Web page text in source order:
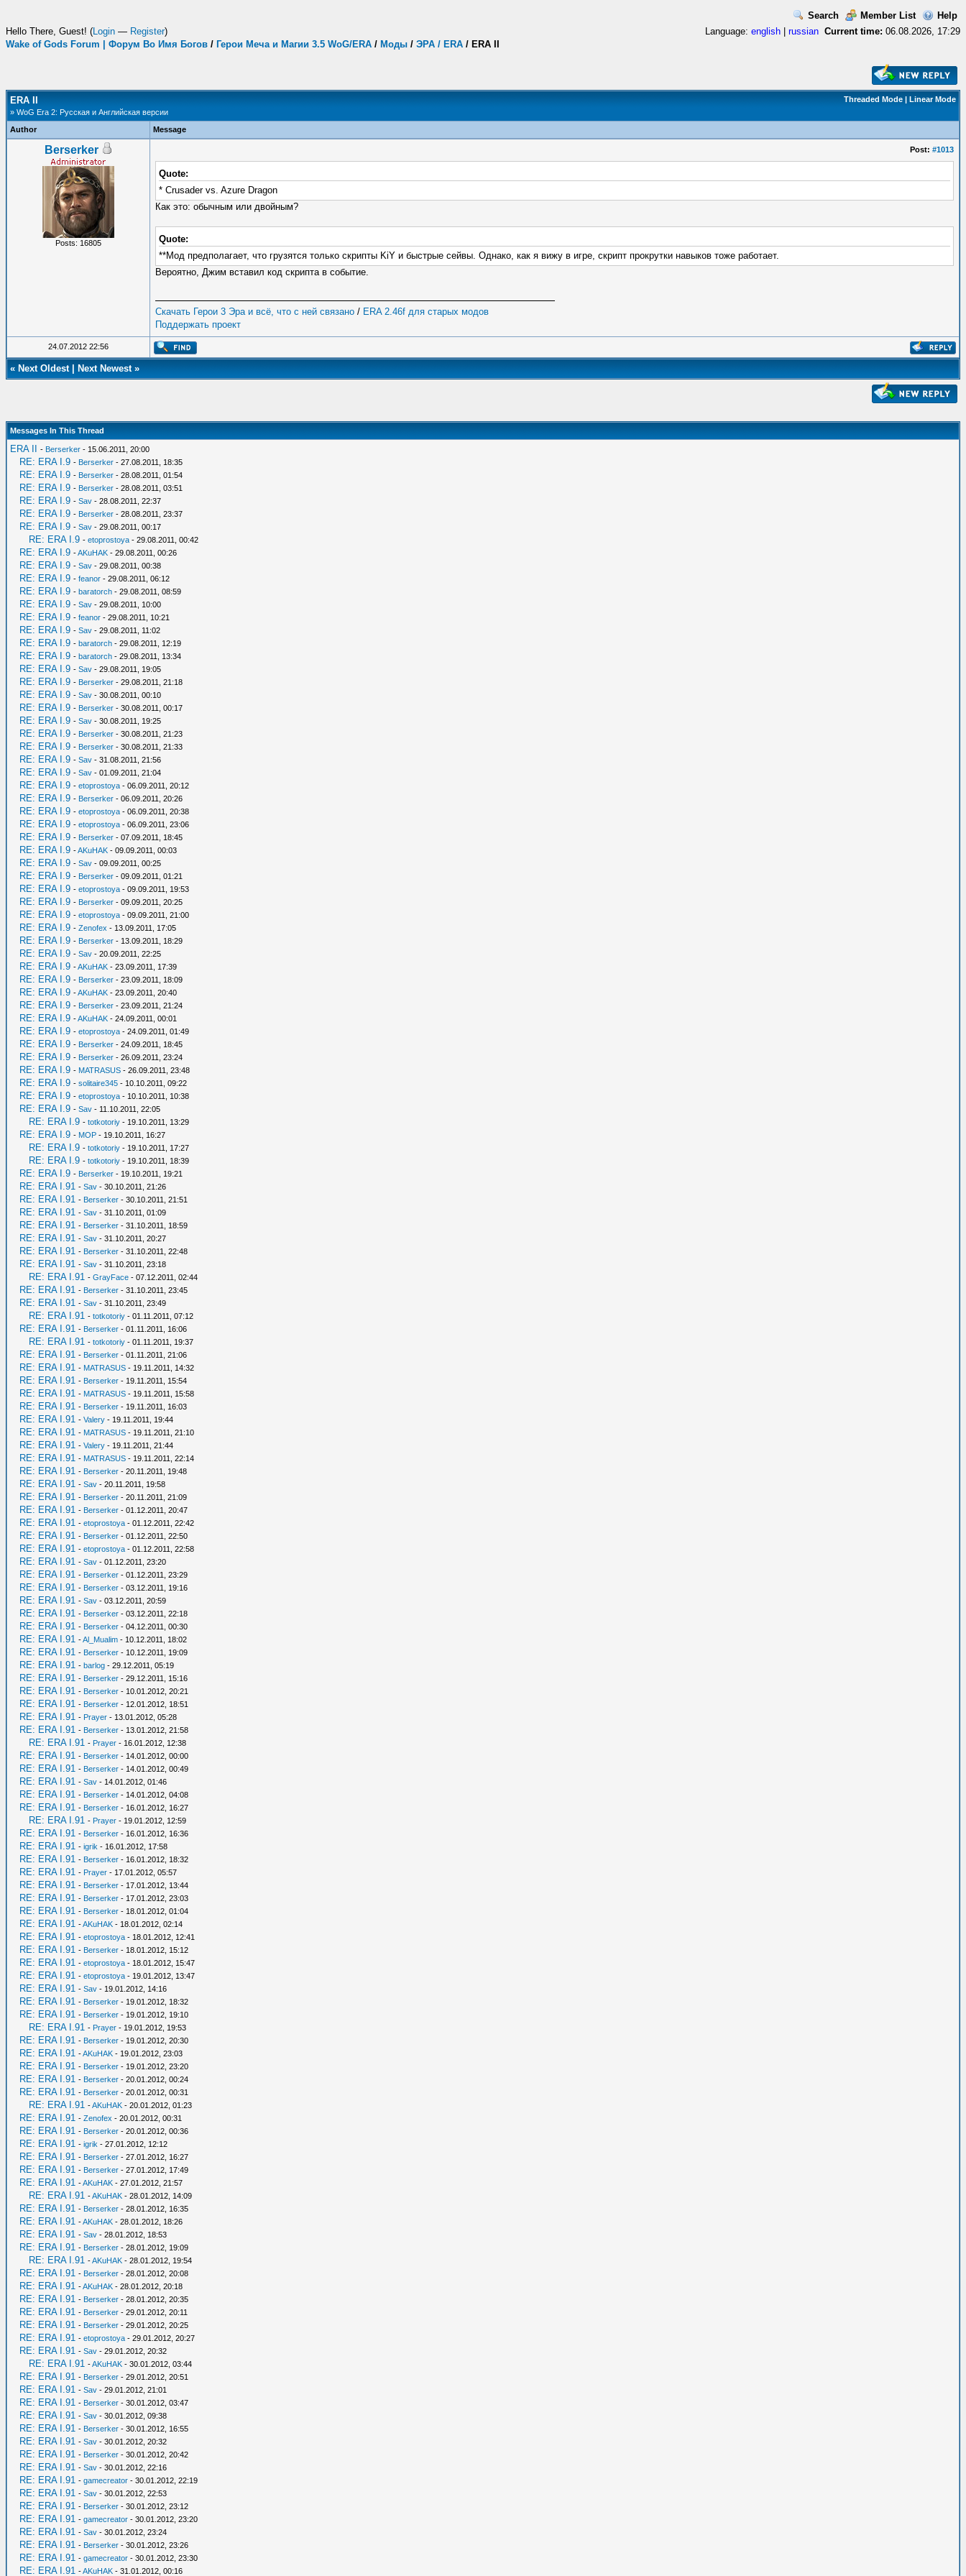
Search Member List
Help
Current time: 06.08.2026, 17:29
Hello There, Guest! (Login — Register) Language: english
russian
Wake of Gods Forum | Форум Во Имя Богов / Герои Меча и Магии 3.5 WoG/ERA / Моды / ЭРА / ERA / ERA II
Threaded Mode | Linear Mode
ERA II
» WoG Era 2: Русская и Английская версии
Author
Message
Berserker
Posts: 16805
Post: #1013
Quote:
* Crusader vs. Azure Dragon
Как это: обычным или двойным?
Quote:
**Мод предполагает, что грузятся только скрипты KiY и быстрые сейвы. Однако, как я вижу в игре, скрипт прокрутки навыков тоже работает.
Вероятно, Джим вставил код скрипта в событие.
Скачать Герои 3 Эра и всё, что с ней связано / ERA 2.46f для старых модов
Поддержать проект
24.07.2012 22:56
« Next Oldest| Next Newest»
Messages In This Thread
ERA II - Berserker - 15.06.2011, 20:00
RE: ERA I.9 - Berserker - 27.08.2011, 18:35
RE: ERA I.9 - Berserker - 28.08.2011, 01:54
RE: ERA I.9 - Berserker - 28.08.2011, 03:51
RE: ERA I.9 - Sav - 28.08.2011, 22:37
RE: ERA I.9 - Berserker - 28.08.2011, 23:37
RE: ERA I.9 - Sav - 29.08.2011, 00:17
RE: ERA I.9 - etoprostoya - 29.08.2011, 00:42
RE: ERA I.9 -AKuHAK - 29.08.2011, 00:26
RE: ERA I.9 - Sav - 29.08.2011, 00:38
RE: ERA I.9 - feanor - 29.08.2011, 06:12
RE: ERA I.9 - baratorch - 29.08.2011, 08:59
RE: ERA I.9 - Sav - 29.08.2011, 10:00
RE: ERA I.9 - feanor - 29.08.2011, 10:21
RE: ERA I.9 - Sav - 29.08.2011, 11:02
RE: ERA I.9 - baratorch - 29.08.2011, 12:19
RE: ERA I.9 - baratorch - 29.08.2011, 13:34
RE: ERA I.9 - Sav - 29.08.2011, 19:05
RE: ERA I.9 - Berserker - 29.08.2011, 21:18
RE: ERA I.9 - Sav - 30.08.2011, 00:10
RE: ERA I.9 - Berserker - 30.08.2011, 00:17
RE: ERA I.9 - Sav - 30.08.2011, 19:25
RE: ERA I.9 - Berserker - 30.08.2011, 21:23
RE: ERA I.9 - Berserker - 30.08.2011, 21:33
RE: ERA I.9 - Sav - 31.08.2011, 21:56
RE: ERA I.9 - Sav - 01.09.2011, 21:04
RE: ERA I.9 - etoprostoya - 06.09.2011, 20:12
RE: ERA I.9 - Berserker - 06.09.2011, 20:26
RE: ERA I.9 - etoprostoya - 06.09.2011, 20:38
RE: ERA I.9 - etoprostoya - 06.09.2011, 23:06
RE: ERA I.9 - Berserker - 07.09.2011, 18:45
RE: ERA I.9 -AKuHAK - 09.09.2011, 00:03
RE: ERA I.9 - Sav - 09.09.2011, 00:25
RE: ERA I.9 - Berserker - 09.09.2011, 01:21
RE: ERA I.9 - etoprostoya - 09.09.2011, 19:53
RE: ERA I.9 - Berserker - 09.09.2011, 20:25
RE: ERA I.9 - etoprostoya - 09.09.2011, 21:00
RE: ERA I.9 - Zenofex - 13.09.2011, 17:05
RE: ERA I.9 - Berserker - 13.09.2011, 18:29
RE: ERA I.9 - Sav - 20.09.2011, 22:25
RE: ERA I.9 -AKuHAK - 23.09.2011, 17:39
RE: ERA I.9 - Berserker - 23.09.2011, 18:09
RE: ERA I.9 -AKuHAK - 23.09.2011, 20:40
RE: ERA I.9 - Berserker - 23.09.2011, 21:24
RE: ERA I.9 -AKuHAK - 24.09.2011, 00:01
RE: ERA I.9 - etoprostoya - 24.09.2011, 01:49
RE: ERA I.9 - Berserker - 24.09.2011, 18:45
RE: ERA I.9 - Berserker - 26.09.2011, 23:24
RE: ERA I.9 - MATRASUS - 26.09.2011, 23:48
RE: ERA I.9 - solitaire345 - 10.10.2011, 09:22
RE: ERA I.9 - etoprostoya - 10.10.2011, 10:38
RE: ERA I.9 - Sav - 11.10.2011, 22:05
RE: ERA I.9 - totkotoriy - 19.10.2011, 13:29
RE: ERA I.9 - MOP - 19.10.2011, 16:27
RE: ERA I.9 - totkotoriy - 19.10.2011, 17:27
RE: ERA I.9 - totkotoriy - 19.10.2011, 18:39
RE: ERA I.9 - Berserker - 19.10.2011, 19:21
RE: ERA I.91 - Sav - 30.10.2011, 21:26
RE: ERA I.91 - Berserker - 30.10.2011, 21:51
RE: ERA I.91 - Sav - 31.10.2011, 01:09
RE: ERA I.91 - Berserker - 31.10.2011, 18:59
RE: ERA I.91 - Sav - 31.10.2011, 20:27
RE: ERA I.91 - Berserker - 31.10.2011, 22:48
RE: ERA I.91 - Sav - 31.10.2011, 23:18
RE: ERA I.91 - GrayFace - 07.12.2011, 02:44
RE: ERA I.91 - Berserker - 31.10.2011, 23:45
RE: ERA I.91 - Sav - 31.10.2011, 23:49
RE: ERA I.91 - totkotoriy - 01.11.2011, 07:12
RE: ERA I.91 - Berserker - 01.11.2011, 16:06
RE: ERA I.91 - totkotoriy - 01.11.2011, 19:37
RE: ERA I.91 - Berserker - 01.11.2011, 21:06
RE: ERA I.91 - MATRASUS - 19.11.2011, 14:32
RE: ERA I.91 - Berserker - 19.11.2011, 15:54
RE: ERA I.91 - MATRASUS - 19.11.2011, 15:58
RE: ERA I.91 - Berserker - 19.11.2011, 16:03
RE: ERA I.91 - Valery - 19.11.2011, 19:44
RE: ERA I.91 - MATRASUS - 19.11.2011, 21:10
RE: ERA I.91 - Valery - 19.11.2011, 21:44
RE: ERA I.91 - MATRASUS - 19.11.2011, 22:14
RE: ERA I.91 - Berserker - 20.11.2011, 19:48
RE: ERA I.91 - Sav - 20.11.2011, 19:58
RE: ERA I.91 - Berserker - 20.11.2011, 21:09
RE: ERA I.91 - Berserker - 01.12.2011, 20:47
RE: ERA I.91 - etoprostoya - 01.12.2011, 22:42
RE: ERA I.91 - Berserker - 01.12.2011, 22:50
RE: ERA I.91 - etoprostoya - 01.12.2011, 22:58
RE: ERA I.91 - Sav - 01.12.2011, 23:20
RE: ERA I.91 - Berserker - 01.12.2011, 23:29
RE: ERA I.91 - Berserker - 03.12.2011, 19:16
RE: ERA I.91 - Sav - 03.12.2011, 20:59
RE: ERA I.91 - Berserker - 03.12.2011, 22:18
RE: ERA I.91 - Berserker - 04.12.2011, 00:30
RE: ERA I.91 -Al_Mualim - 10.12.2011, 18:02
RE: ERA I.91 - Berserker - 10.12.2011, 19:09
RE: ERA I.91 - barlog - 29.12.2011, 05:19
RE: ERA I.91 - Berserker - 29.12.2011, 15:16
RE: ERA I.91 - Berserker - 10.01.2012, 20:21
RE: ERA I.91 - Berserker - 12.01.2012, 18:51
RE: ERA I.91 - Prayer - 13.01.2012, 05:28
RE: ERA I.91 - Berserker - 13.01.2012, 21:58
RE: ERA I.91 - Prayer - 16.01.2012, 12:38
RE: ERA I.91 - Berserker - 14.01.2012, 00:00
RE: ERA I.91 - Berserker - 14.01.2012, 00:49
RE: ERA I.91 - Sav - 14.01.2012, 01:46
RE: ERA I.91 - Berserker - 14.01.2012, 04:08
RE: ERA I.91 - Berserker - 16.01.2012, 16:27
RE: ERA I.91 - Prayer - 19.01.2012, 12:59
RE: ERA I.91 - Berserker - 16.01.2012, 16:36
RE: ERA I.91 - igrik - 16.01.2012, 17:58
RE: ERA I.91 - Berserker - 16.01.2012, 18:32
RE: ERA I.91 - Prayer - 17.01.2012, 05:57
RE: ERA I.91 - Berserker - 17.01.2012, 13:44
RE: ERA I.91 - Berserker - 17.01.2012, 23:03
RE: ERA I.91 - Berserker - 18.01.2012, 01:04
RE: ERA I.91 -AKuHAK - 18.01.2012, 02:14
RE: ERA I.91 - etoprostoya - 18.01.2012, 12:41
RE: ERA I.91 - Berserker - 18.01.2012, 15:12
RE: ERA I.91 - etoprostoya - 18.01.2012, 15:47
RE: ERA I.91 - etoprostoya - 19.01.2012, 13:47
RE: ERA I.91 - Sav - 19.01.2012, 14:16
RE: ERA I.91 - Berserker - 19.01.2012, 18:32
RE: ERA I.91 - Berserker - 19.01.2012, 19:10
RE: ERA I.91 - Prayer - 19.01.2012, 19:53
RE: ERA I.91 - Berserker - 19.01.2012, 20:30
RE: ERA I.91 -AKuHAK - 19.01.2012, 23:03
RE: ERA I.91 - Berserker - 19.01.2012, 23:20
RE: ERA I.91 - Berserker - 20.01.2012, 00:24
RE: ERA I.91 - Berserker - 20.01.2012, 00:31
RE: ERA I.91 -AKuHAK - 20.01.2012, 01:23
RE: ERA I.91 - Zenofex - 20.01.2012, 00:31
RE: ERA I.91 - Berserker - 20.01.2012, 00:36
RE: ERA I.91 - igrik - 27.01.2012, 12:12
RE: ERA I.91 - Berserker - 27.01.2012, 16:27
RE: ERA I.91 - Berserker - 27.01.2012, 17:49
RE: ERA I.91 -AKuHAK - 27.01.2012, 21:57
RE: ERA I.91 -AKuHAK - 28.01.2012, 14:09
RE: ERA I.91 - Berserker - 28.01.2012, 16:35
RE: ERA I.91 -AKuHAK - 28.01.2012, 18:26
RE: ERA I.91 - Sav - 28.01.2012, 18:53
RE: ERA I.91 - Berserker - 28.01.2012, 19:09
RE: ERA I.91 -AKuHAK - 28.01.2012, 19:54
RE: ERA I.91 - Berserker - 28.01.2012, 20:08
RE: ERA I.91 -AKuHAK - 28.01.2012, 20:18
RE: ERA I.91 - Berserker - 28.01.2012, 20:35
RE: ERA I.91 - Berserker - 29.01.2012, 20:11
RE: ERA I.91 - Berserker - 29.01.2012, 20:25
RE: ERA I.91 - etoprostoya - 29.01.2012, 20:27
RE: ERA I.91 - Sav - 29.01.2012, 20:32
RE: ERA I.91 -AKuHAK - 30.01.2012, 03:44
RE: ERA I.91 - Berserker - 29.01.2012, 20:51
RE: ERA I.91 - Sav - 29.01.2012, 21:01
RE: ERA I.91 - Berserker - 30.01.2012, 03:47
RE: ERA I.91 - Sav - 30.01.2012, 09:38
RE: ERA I.91 - Berserker - 30.01.2012, 16:55
RE: ERA I.91 - Sav - 30.01.2012, 20:32
RE: ERA I.91 - Berserker - 30.01.2012, 20:42
RE: ERA I.91 - Sav - 30.01.2012, 22:16
RE: ERA I.91 - gamecreator - 30.01.2012, 22:19
RE: ERA I.91 - Sav - 30.01.2012, 22:53
RE: ERA I.91 - Berserker - 30.01.2012, 23:12
RE: ERA I.91 - gamecreator - 30.01.2012, 23:20
RE: ERA I.91 - Sav - 30.01.2012, 23:24
RE: ERA I.91 - Berserker - 30.01.2012, 23:26
RE: ERA I.91 - gamecreator - 30.01.2012, 23:30
RE: ERA I.91 -AKuHAK - 31.01.2012, 00:16